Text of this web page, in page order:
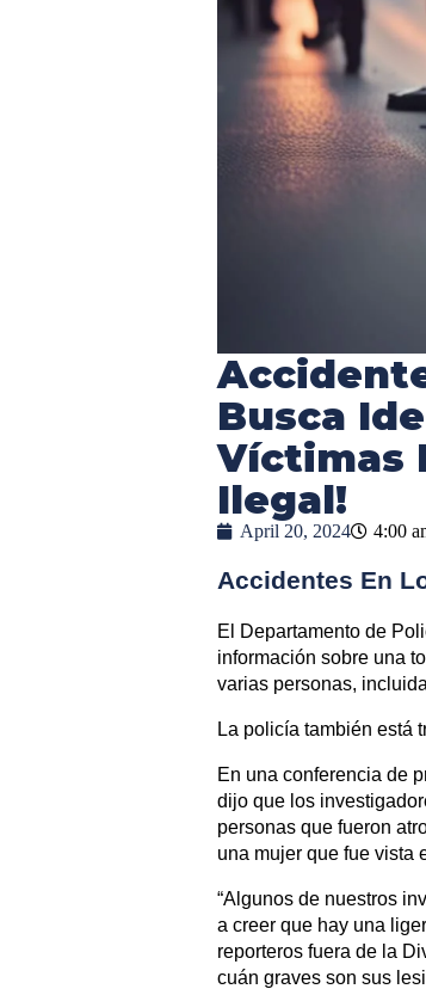
Busca
Víctimas
Ilegal!
April 20, 2024 4:00
Accidentes En
El Departamento de
información sobre una
varias personas,
La policía también está
En una conferencia de
dijo que los
personas que fueron
una mujer que fue vista
“Algunos de nuestros
a creer que hay una
reporteros fuera de la
cuán graves son sus